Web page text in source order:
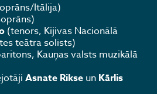
Itālija)
(tenors, Kijivas Nacionālā
teātra solists)
Kauņas valsts muzikālā
Asnate Rikse un Kārlis